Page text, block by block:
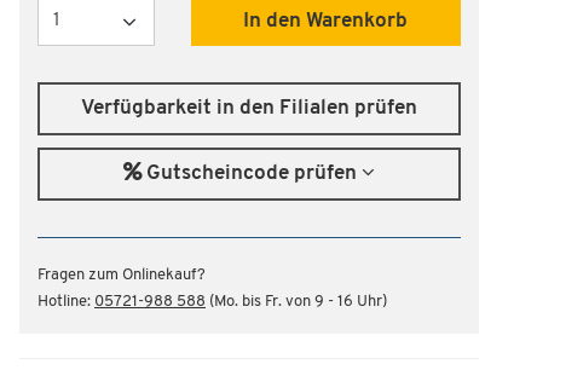
Menge
In den Warenkorb
Verfügbarkeit in den Filialen prüfen
Gutscheincode prüfen
Fragen zum Onlinekauf?
Hotline: 05721-988 588 (Mo. bis Fr. von 9 - 16 Uhr)